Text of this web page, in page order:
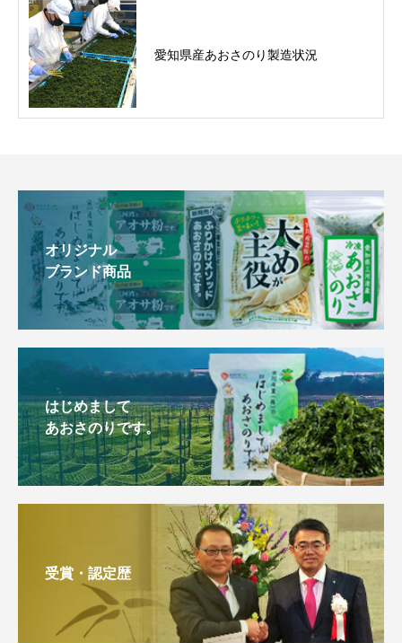
愛知県産あおさのり製造状況
オリジナル
ブランド商品
はじめまして
あおさのりです。
受賞・認定歴